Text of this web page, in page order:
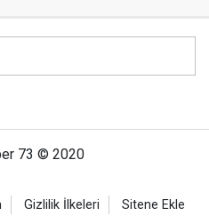
73 © 2020
Gizlilik İlkeleri Sitene Ekle